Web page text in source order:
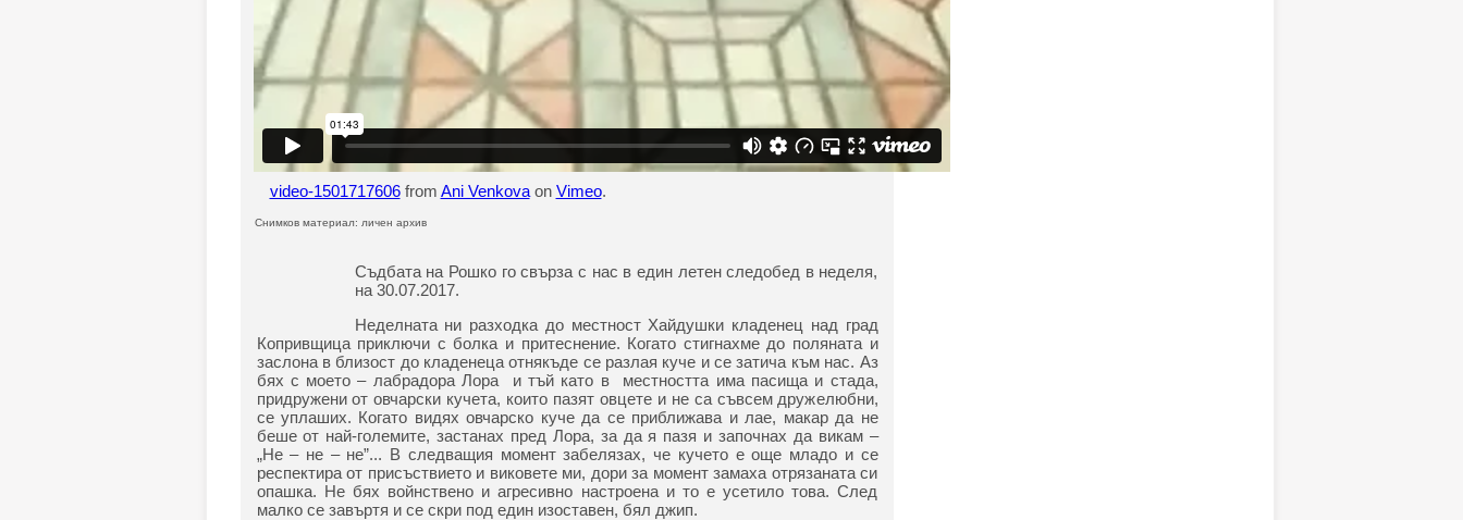
video-1501717606from Ani Venkovaon Vimeo.
Снимков материал: личен архив
Съдбата на Рошко го свърза с нас в един летен следобед в неделя,
на 30.07.2017.
Неделната ни разходка до местност Хайдушки кладенец над град
Копривщица приключи с болка и притеснение. Когато стигнахме до поляната и
заслона в близост до кладенеца отнякъде се разлая куче и се затича към нас. Аз
бях с моето – лабрадора Лора и тъй като в местността има пасища и стада,
придружени от овчарски кучета, които пазят овцете и не са съвсем дружелюбни,
се уплаших. Когато видях овчарско куче да се приближава и лае, макар да не
беше от най-големите, застанах пред Лора, за да я пазя и започнах да викам –
„Не – не – не”... В следващия момент забелязах, че кучето е още младо и се
респектира от присъствието и виковете ми, дори за момент замаха отрязаната си
опашка. Не бях войнствено и агресивно настроена и то е усетило това. След
малко се завъртя и се скри под един изоставен, бял джип.